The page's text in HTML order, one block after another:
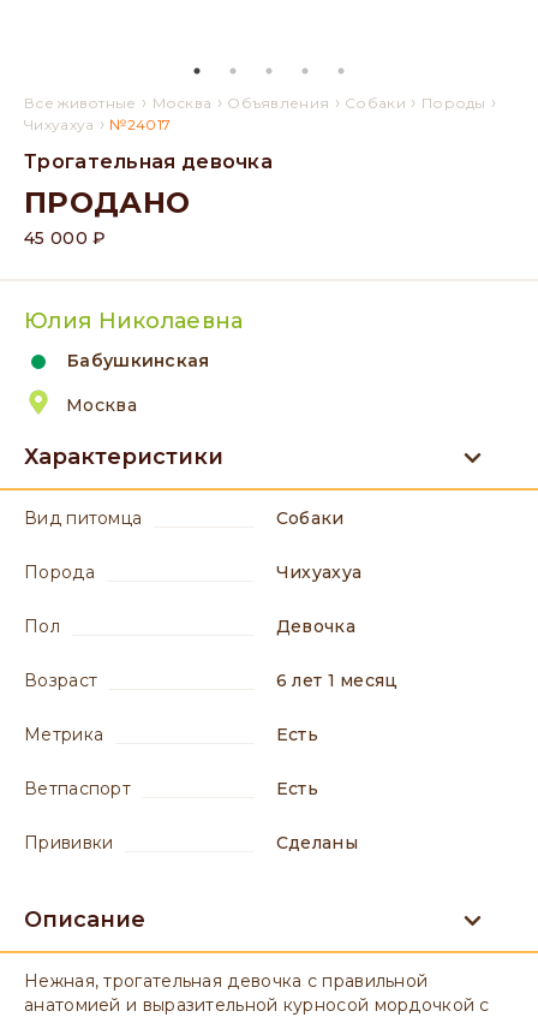
Все животные › Москва › Объявления › Собаки › Породы ›
Чихуахуа › №24017
Трогательная девочка
ПРОДАНО
45 000 ₽
Юлия Николаевна
Бабушкинская
Москва
Характеристики
вид питомца Собаки
порода Чихуахуа
пол девочка
возраст 6 лет 1 месяц
метрика есть
ветпаспорт есть
прививки сделаны
Описание
Нежная, трогательная девочка с правильной
анатомией и выразительной курносой мордочкой с